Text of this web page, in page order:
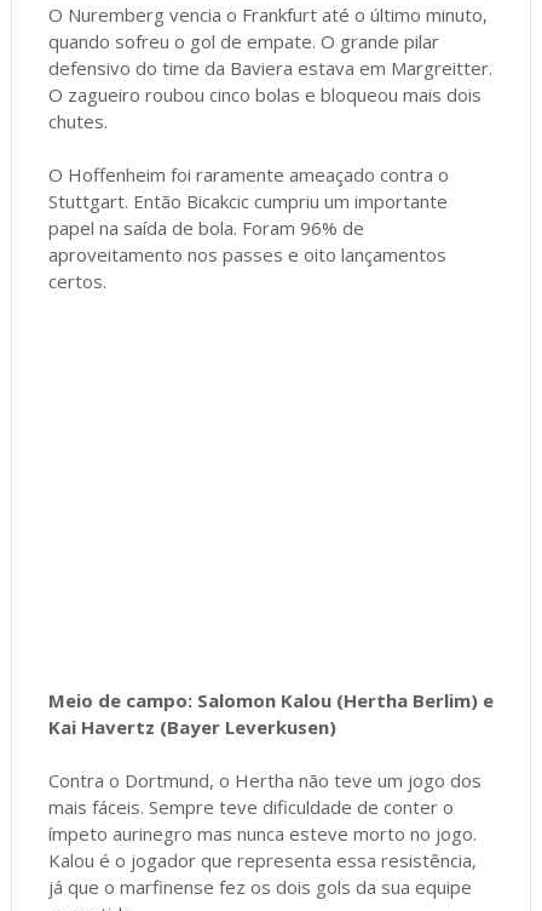
O Nuremberg vencia o Frankfurt até o último minuto,
quando sofreu o gol de empate. O grande pilar
defensivo do time da Baviera estava em Margreitter.
O zagueiro roubou cinco bolas e bloqueou mais dois
chutes.
O Hoffenheim foi raramente ameaçado contra o
Stuttgart. Então Bicakcic cumpriu um importante
papel na saída de bola. Foram 96% de
aproveitamento nos passes e oito lançamentos
certos.
Meio de campo: Salomon Kalou (Hertha Berlim) e
Kai Havertz (Bayer Leverkusen)
Contra o Dortmund, o Hertha não teve um jogo dos
mais fáceis. Sempre teve dificuldade de conter o
ímpeto aurinegro mas nunca esteve morto no jogo.
Kalou é o jogador que representa essa resistência,
já que o marfinense fez os dois gols da sua equipe